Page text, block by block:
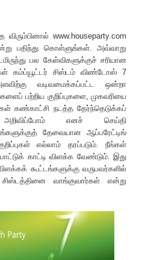
www.houseparty.com
பதிந்து கொள்ளுங்கள். அவ்வாறு
பல கேள்விகளுக்குச் சரியான
கம்ப்யூட்டர் சிஸ்டம் விண்டோஸ் 7
வடிவமைக்கப்பட்ட ஒன்றா
பற்றிய குறிப்புகளை, முகவரியை
கண்காட்சி நடத்த தேர்ந்தெடுக்கப்
அறிவிப்போம் எனச் செய்தி
உங்களுக்குத் தேவையான ஆப்பரேட்டிங்
எல்லாம் தரப்படும். நீங்கள்
காட்டி விளக்க வேண்டும். இது
கூட்டங்களுக்கு வருபவர்களில்
வாங்குவார்கள் என்று